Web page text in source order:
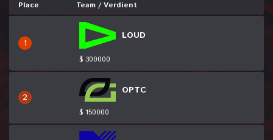
Place Team / Verdient
1
LOUD
$ 300000
2
OPTC
$ 150000